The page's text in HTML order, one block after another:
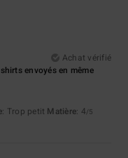
Achat vérifié
envoyés en même
: Trop petit Matière: 4/5